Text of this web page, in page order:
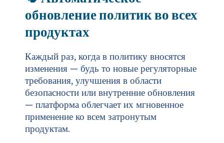
обновление политик во всех
продуктах
Каждый раз, когда в политику вносятся
изменения — будь то новые регуляторные
требования, улучшения в области
безопасности или внутренние обновления
— платформа облегчает их мгновенное
применение ко всем затронутым
продуктам.